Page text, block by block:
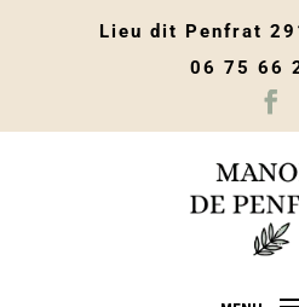
Lieu dit Penfrat
06 75 66